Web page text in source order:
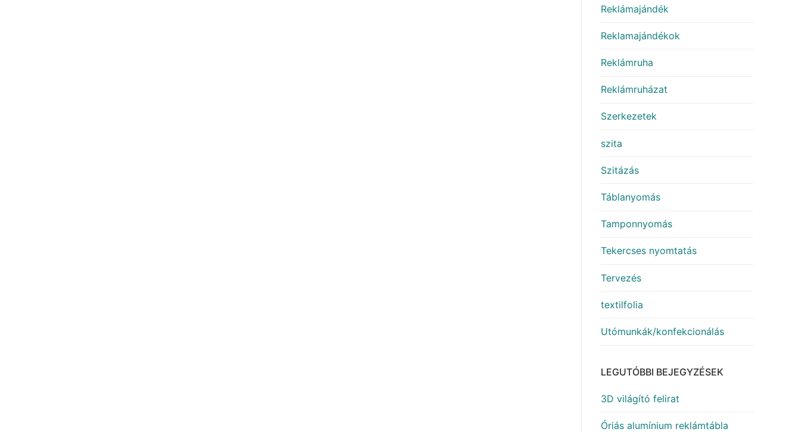
Reklámajándék
Reklamajándékok
Reklámruha
Reklámruházat
Szerkezetek
szita
Szitázás
Táblanyomás
Tamponnyomás
Tekercses nyomtatás
Tervezés
textilfolia
Utómunkák/konfekcionálás
LEGUTÓBBI BEJEGYZÉSEK
3D világító felirat
Óriás alumínium reklámtábla